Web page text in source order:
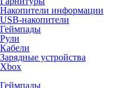
Накопители информации
USB-накопители
Геймпады
Рули
Кабели
Зарядные устройства
Xbox
Геймпады